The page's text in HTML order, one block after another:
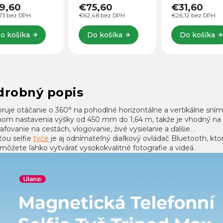
bez DPH
košíka
vlogov,
prenosov
€26,12 bez DPH
€31,60
Do košíka
najnovšiu
technológiu
záznam vášho
hlasu do vášho
€79,01 bez DPH
€95,60
Do košíka
mikrofóny na
nahrávanie
podcastov od
popredného
popis
otáčanie o 360° na pohodlné horizontálne a vertikálne
nastavenia výšky od 450 mm do 1,64 m, takže je vhodný
na cestách, vlogovanie, živé vysielanie a ďalšie. .
selfie tyče je aj odnímateľný diaľkový ovládač Bluetooth,
ľahko vytvárať vysokokvalitné fotografie a videá.